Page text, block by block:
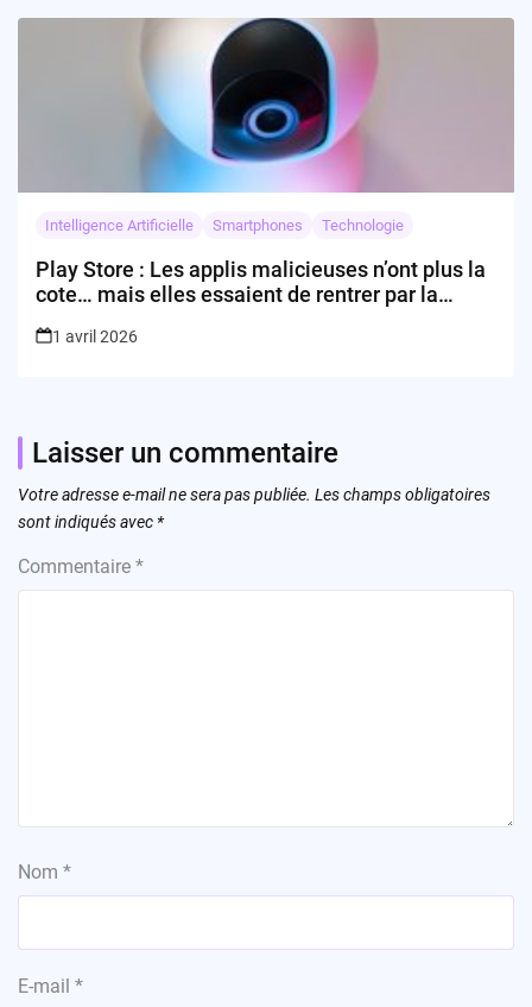
Intelligence Artificielle Smartphones Technologie
Play Store : Les applis malicieuses n’ont plus la
cote… mais elles essaient de rentrer par la
1 avril 2026
Laisser un commentaire
Votre adresse e-mail ne sera pas publiée. Les champs obligatoires
sont indiqués avec *
Commentaire *
Nom *
E-mail *